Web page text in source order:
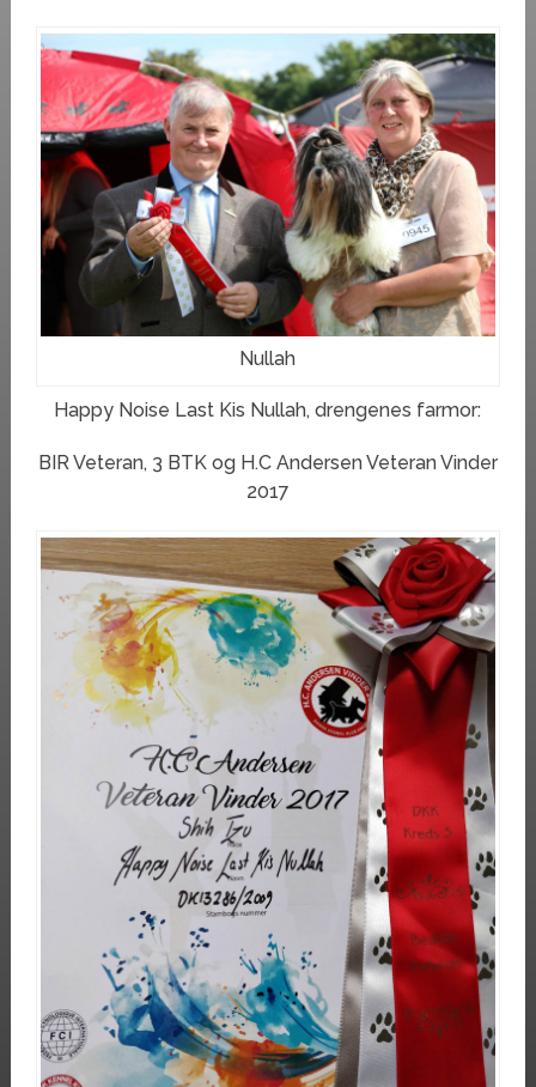
Nullah
Happy Noise Last Kis Nullah, drengenes farmor:
BIR Veteran, 3 BTK og H.C Andersen Veteran Vinder
2017